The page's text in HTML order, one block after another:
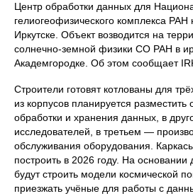
Центр обработки данных для
гелиогеофизического комплекса РАН
Иркутске. Объект возводится на
солнечно‑земной физики СО РАН в
Академгородке. Об этом сообщает
Строители готовят котлованы для
из корпусов планируется
обработки и хранения данных, в
исследователей, в третьем —
обслуживания оборудования.
построить в 2026 году. На
будут строить модели космической
приезжать учёные для работы с